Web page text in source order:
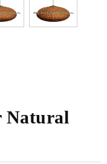
Natural